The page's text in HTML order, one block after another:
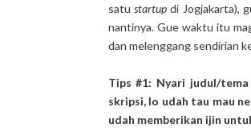
satu startupdi Jogjakarta),
nantinya. Gue waktu itu
dan melenggang sendirian
Tips #1: Nyari judul/
skripsi, lo udah tau mau
udah memberikan ijin